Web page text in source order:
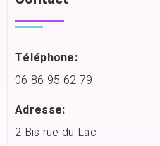
Téléphone:
06 86 95 62 79
Adresse:
2 Bis rue du Lac